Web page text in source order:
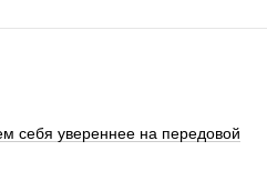
себя увереннее на передовой